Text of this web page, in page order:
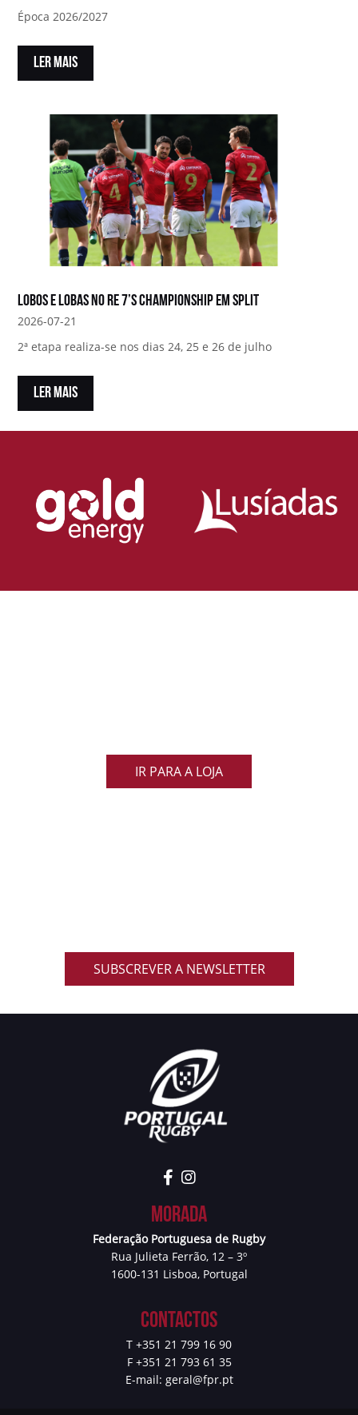
Época 2026/2027
LER MAIS
Lobos e Lobas no RE 7’s Championship em Split
2026-07-21
2ª etapa realiza-se nos dias 24, 25 e 26 de julho
LER MAIS
IR PARA A LOJA
SUBSCREVER A NEWSLETTER
Morada
Federação Portuguesa de Rugby
Rua Julieta Ferrão, 12 – 3º
1600-131 Lisboa, Portugal
Contactos
T +351 21 799 16 90
F +351 21 793 61 35
E-mail: geral@fpr.pt